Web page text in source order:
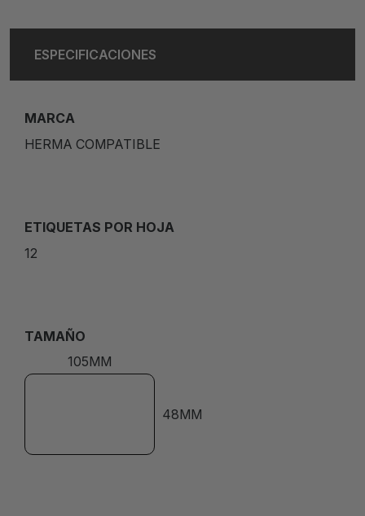
ESPECIFICACIONES
MARCA
HERMA COMPATIBLE
ETIQUETAS POR HOJA
12
TAMAÑO
105MM
48MM